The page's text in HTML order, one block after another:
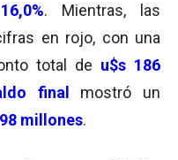
%. Mientras, las
en rojo, con una
total de u$s 186
final mostró un
millones.